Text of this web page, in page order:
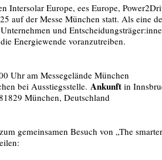
Intersolar Europe, ees Europe,
auf der Messe München statt. Als eine
und
Energiewende voranzutreiben.
Uhr am Messegelände München
bei Ausstiegsstelle. Ankunft in
München, Deutschland
gemeinsamen Besuch von „The